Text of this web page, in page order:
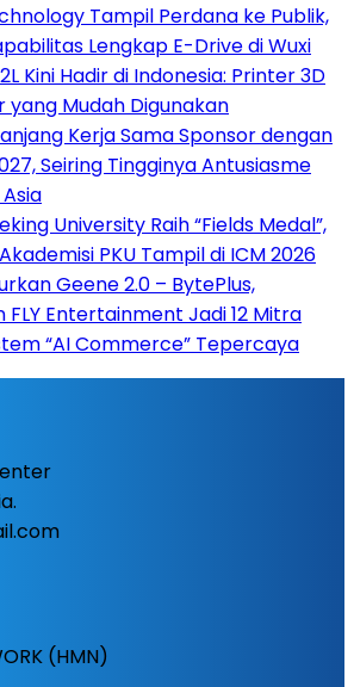
Tampil Perdana ke Publik,
Lengkap E-Drive di Wuxi
Kini Hadir di Indonesia: Printer 3D
yang Mudah Digunakan
Kerja Sama Sponsor dengan
Seiring Tingginya Antusiasme
University Raih “Fields Medal”,
PKU Tampil di ICM 2026
Geene 2.0 – BytePlus,
FLY Entertainment Jadi 12 Mitra
“AI Commerce” Tepercaya
(HMN)